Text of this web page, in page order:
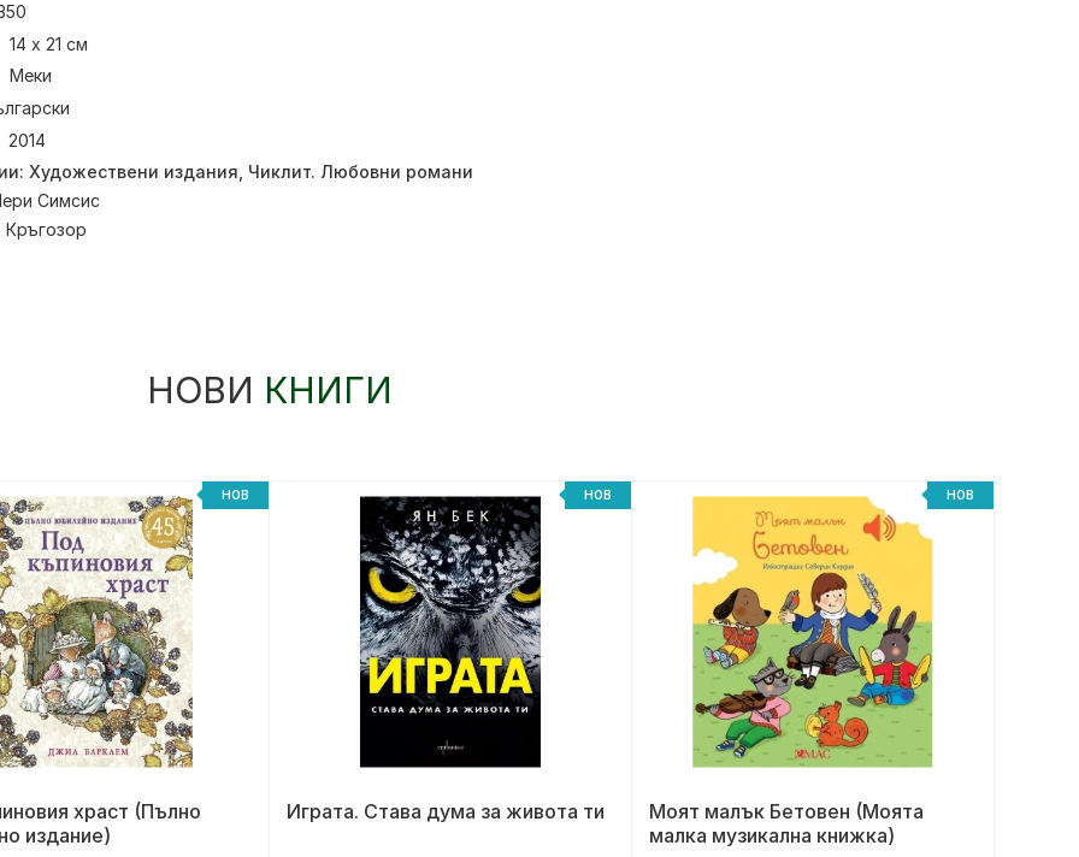
14 х 21 см
Меки
2014
Художествени издания Чиклит. Любовни романи
Симсис
Кръгозор
НОВИ КНИГИ
НОВ
храст (Пълно
издание)
НОВ
Играта. Става дума за живота ти
НОВ
Моят малък Бетовен (Моята
малка музикална книжка)